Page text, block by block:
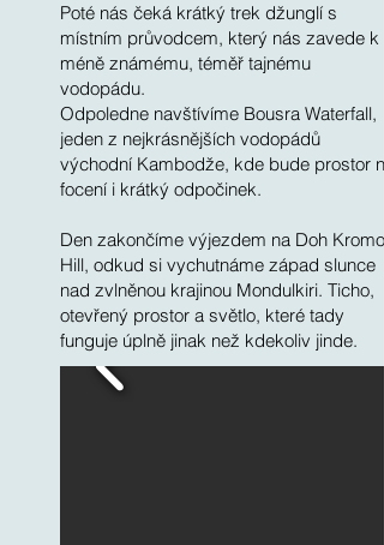
Poté nás čeká krátký trek džunglí s
místním průvodcem, který nás zavede k
méně známému, téměř tajnému
vodopádu.
Odpoledne navštívíme Bousra Waterfall,
jeden z nejkrásnějších vodopádů
východní Kambodže, kde bude prostor na
focení i krátký odpočinek.
Den zakončíme výjezdem na Doh Kromon
Hill, odkud si vychutnáme západ slunce
nad zvlněnou krajinou Mondulkiri. Ticho,
otevřený prostor a světlo, které tady
funguje úplně jinak než kdekoliv jinde.